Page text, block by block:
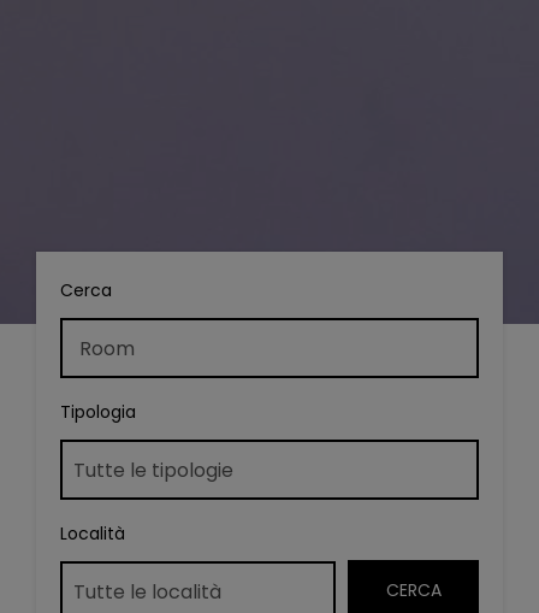
Cerca
Tipologia
Località